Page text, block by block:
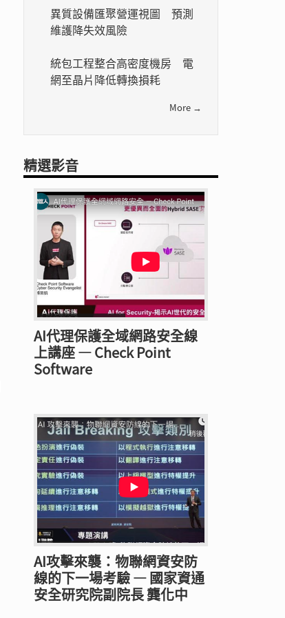
異質設備匯聚營運視圖 預測
維護降失效風險
統包工程整合高密度機房 電
網至晶片降低轉換損耗
More →
精選影音
AI代理保護全域網路安全線
上講座 — Check Point
Software
AI攻擊來襲：物聯網資安防
線的下一場考驗 — 國家資通
安全研究院副院長 龔化中